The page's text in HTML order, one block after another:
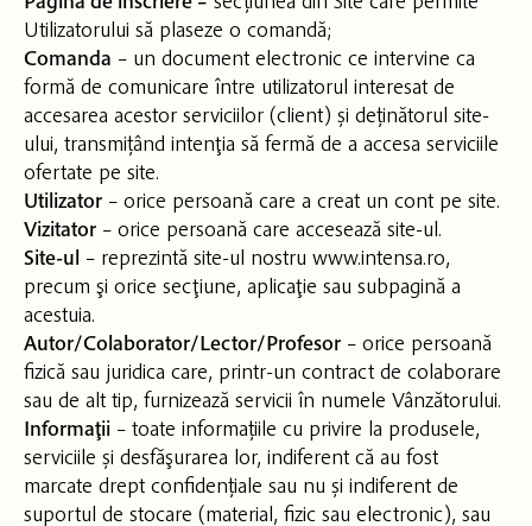
Utilizatorului să plaseze o comandă;
Comanda – un document electronic ce intervine ca
formă de comunicare între utilizatorul interesat de
accesarea acestor serviciilor (client) și deținătorul site-
ului, transmițând intenţia să fermă de a accesa serviciile
ofertate pe site.
Utilizator – orice persoană care a creat un cont pe site.
Vizitator – orice persoană care accesează site-ul.
Site-ul – reprezintă site-ul nostru www.intensa.ro,
precum şi orice secţiune, aplicaţie sau subpagină a
acestuia.
Autor/Colaborator/Lector/Profesor – orice persoană
fizică sau juridica care, printr-un contract de colaborare
sau de alt tip, furnizează servicii în numele Vânzătorului.
Informaţii – toate informațiile cu privire la produsele,
serviciile și desfăşurarea lor, indiferent că au fost
marcate drept confidențiale sau nu și indiferent de
suportul de stocare (material, fizic sau electronic), sau